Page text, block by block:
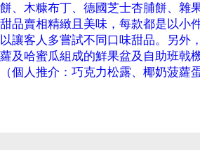
餅、木糠布丁、德國芝士杏脯餅、雜
甜品賣相精緻且美味，每款都是以小
以讓客人多嘗試不同口味甜品。另外
蘿及哈蜜瓜組成的鮮果盆及自助班戟
（個人推介：巧克力松露、椰奶菠蘿